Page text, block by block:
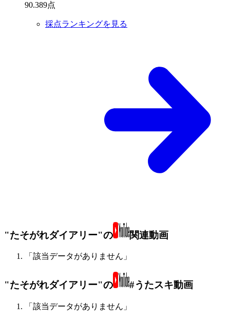
90.389点
採点ランキングを見る
"たそがれダイアリー"の 関連動画
「該当データがありません」
"たそがれダイアリー"の #うたスキ動画
「該当データがありません」